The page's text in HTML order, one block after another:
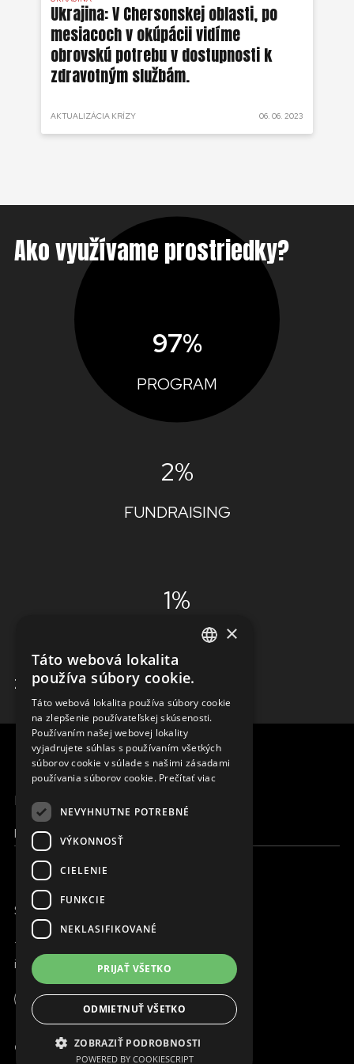
Moja Magna
Ukrajina: V Chersonskej oblasti, po
mesiacoch v okúpácii vidíme
obrovskú potrebu v dostupnosti k
zdravotným službám.
AKTUALIZÁCIA KRÍZY 06. 06. 2023
Ako využívame prostriedky?
97%
PROGRAM
2%
FUNDRAISING
1%
ADMINISTRÁCIA
ZISTIŤ VIAC
MENU
Moja Magna
SME ONLINE
+421 917 827 827
info@magna.org
© Copyright MAGNA. 2001-2022 2001 - 2026
CZECH
FRENCH
×
Táto webová lokalita
používa súbory cookie.
Táto webová lokalita používa súbory cookie
na zlepšenie používateľskej skúsenosti.
Používaním našej webovej lokality
vyjadrujete súhlas s používaním všetkých
súborov cookie v súlade s našimi zásadami
používania súborov cookie. Prečítať viac
NEVYHNUTNE POTREBNÉ
VÝKONNOSŤ
CIELENIE
FUNKCIE
NEKLASIFIKOVANÉ
PRIJAŤ VŠETKO
ODMIETNUŤ VŠETKO
ZOBRAZIŤ PODROBNOSTI
POWERED BY COOKIESCRIPT